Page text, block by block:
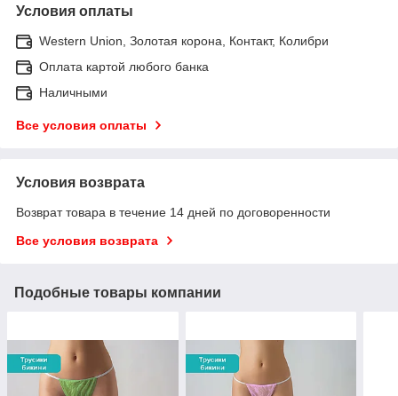
Условия оплаты
Western Union, Золотая корона, Контакт, Колибри
Оплата картой любого банка
Наличными
Все условия оплаты
Условия возврата
Возврат товара в течение 14 дней по договоренности
Все условия возврата
Подобные товары компании